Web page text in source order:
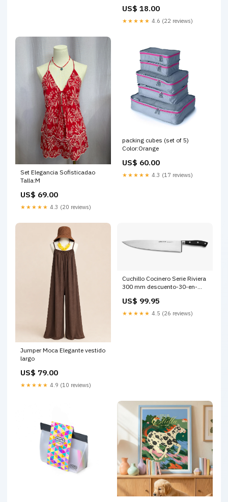
US$ 18.00
★★★★★ 4.6 (22 reviews)
Set Elegancia Sofisticadao
Talla:M
US$ 69.00
★★★★★ 4.3 (20 reviews)
packing cubes (set of 5)
Color:Orange
US$ 60.00
★★★★★ 4.3 (17 reviews)
Jumper Moca Elegante vestido
largo
US$ 79.00
★★★★★ 4.9 (10 reviews)
Cuchillo Cocinero Serie Riviera
300 mm descuento-30-en-
US$ 99.95
★★★★★ 4.5 (26 reviews)